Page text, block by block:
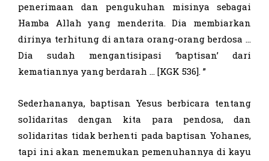
penerimaan dan pengukuhan misinya sebagai
Hamba Allah yang menderita. Dia membiarkan
dirinya terhitung di antara orang-orang berdosa …
Dia sudah mengantisipasi ‘baptisan’ dari
kematiannya yang berdarah … [KGK 536]. ”
Sederhananya, baptisan Yesus berbicara tentang
solidaritas dengan kita para pendosa, dan
solidaritas tidak berhenti pada baptisan Yohanes,
tapi ini akan menemukan pemenuhannya di kayu